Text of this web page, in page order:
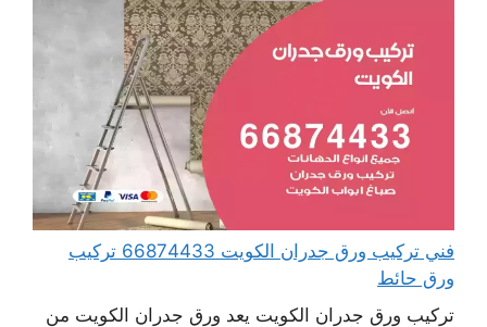
فني تركيب ورق جدران الكويت 66874433 تركيب
ورق حائط
تركيب ورق جدران الكويت يعد ورق جدران الكويت من